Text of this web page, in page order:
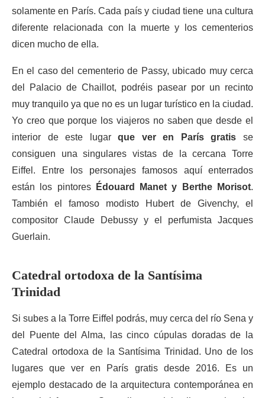
solamente en París. Cada país y ciudad tiene una cultura
diferente relacionada con la muerte y los cementerios
dicen mucho de ella.
En el caso del cementerio de Passy, ubicado muy cerca
del Palacio de Chaillot, podréis pasear por un recinto
muy tranquilo ya que no es un lugar turístico en la ciudad.
Yo creo que porque los viajeros no saben que desde el
interior de este lugarque ver en París gratis se
consiguen una singulares vistas de la cercana Torre
Eiffel. Entre los personajes famosos aquí enterrados
están los pintores
Édouard Manet y Berthe Morisot.
También el famoso modisto Hubert de Givenchy, el
compositor Claude Debussy y el perfumista Jacques
Guerlain.
Catedral ortodoxa de la Santísima
Trinidad
Si subes a la Torre Eiffel podrás, muy cerca del río Sena y
del Puente del Alma, las cinco cúpulas doradas de la
Catedral ortodoxa de la Santísima Trinidad. Uno de los
lugares que ver en París gratis desde 2016. Es un
ejemplo destacado de la arquitectura contemporánea en